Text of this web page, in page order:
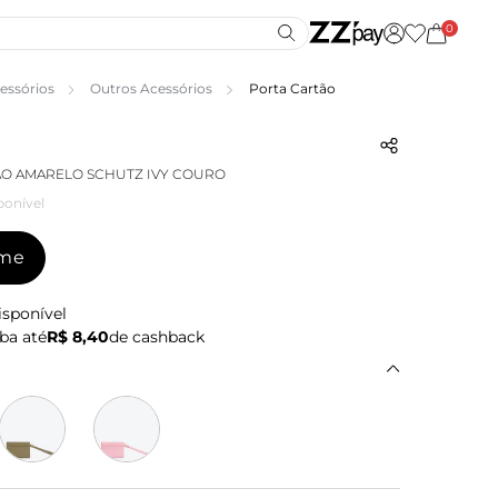
0
Outros Acessórios Porta Cartão
AMARELO SCHUTZ IVY COURO
atéR$ 8,40de cashback